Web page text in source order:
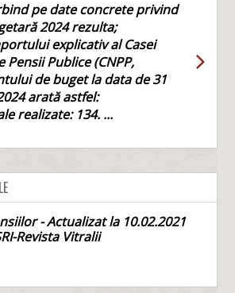
pe date concrete privind
2024 rezulta;
explicativ al Casei
Pensii Publice (CNPP,
de buget la data de 31
arată astfel:
realizate: 134. ...
- Actualizat la 10.02.2021
Revista Vitralii